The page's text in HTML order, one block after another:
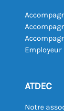
ATDEC
Notre